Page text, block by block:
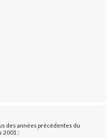
des années précèdentes du
2001 :